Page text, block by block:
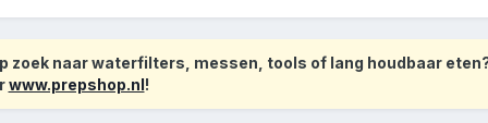
zoek naar waterfilters, messen, tools of lang houdbaar
www.prepshop.nl!